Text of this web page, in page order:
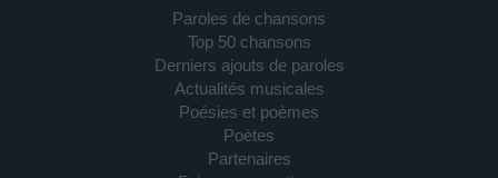
Paroles de chansons
Top 50 chansons
Derniers ajouts de paroles
Actualités musicales
Poésies et poèmes
Poètes
Partenaires